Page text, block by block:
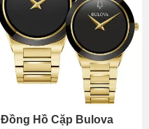
Đồng Hồ Cặp Bulova